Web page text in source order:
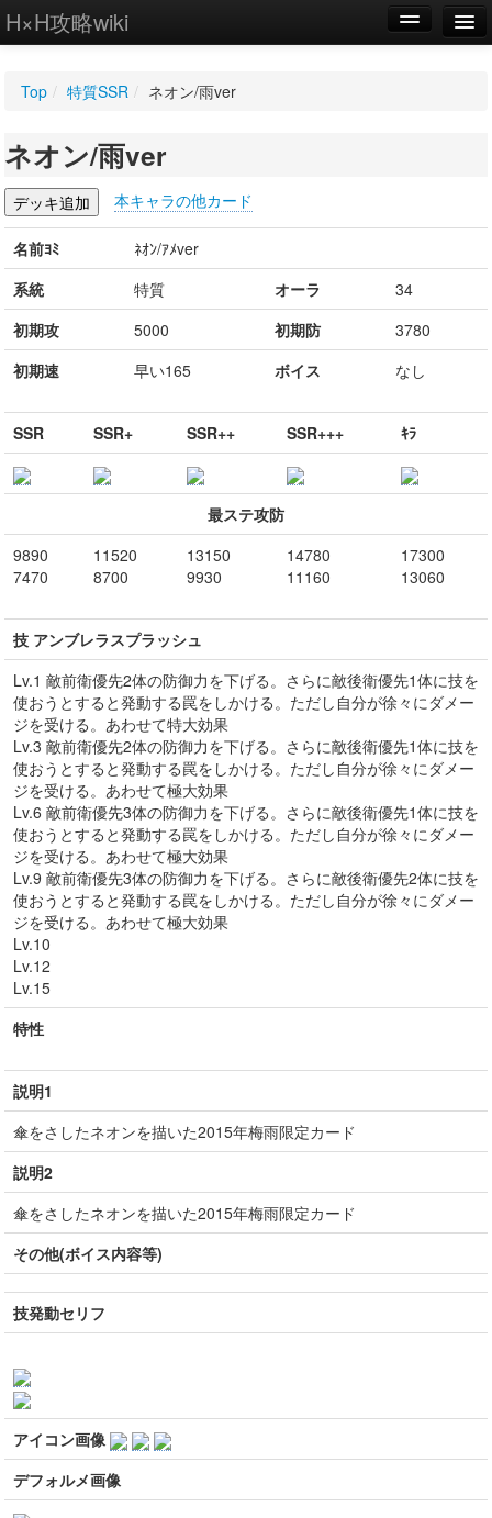
H×H攻略wiki
WIKI
設定
Top / 特質SSR / ネオン/雨ver
ネオン/雨ver
本キャラの他カード
名前ﾖﾐ
ﾈｵﾝ/ｱﾒver
系統
特質 オーラ
34
初期攻
5000 初期防
3780
初期速
早い165 ボイス なし
SSR SSR+ SSR++ SSR+++ ｷﾗ
最ステ攻防
9890
7470
11520
8700
13150
9930
14780
11160
17300
13060
技 アンブレラスプラッシュ
Lv.1 敵前衛優先2体の防御力を下げる。さらに敵後衛優先1体に技を
使おうとすると発動する罠をしかける。ただし自分が徐々にダメー
ジを受ける。あわせて特大効果
Lv.3 敵前衛優先2体の防御力を下げる。さらに敵後衛優先1体に技を
使おうとすると発動する罠をしかける。ただし自分が徐々にダメー
ジを受ける。あわせて極大効果
Lv.6 敵前衛優先3体の防御力を下げる。さらに敵後衛優先1体に技を
使おうとすると発動する罠をしかける。ただし自分が徐々にダメー
ジを受ける。あわせて極大効果
Lv.9 敵前衛優先3体の防御力を下げる。さらに敵後衛優先2体に技を
使おうとすると発動する罠をしかける。ただし自分が徐々にダメー
ジを受ける。あわせて極大効果
Lv.10
Lv.12
Lv.15
特性
説明1
傘をさしたネオンを描いた2015年梅雨限定カード
説明2
傘をさしたネオンを描いた2015年梅雨限定カード
その他(ボイス内容等)
技発動セリフ
アイコン画像
デフォルメ画像